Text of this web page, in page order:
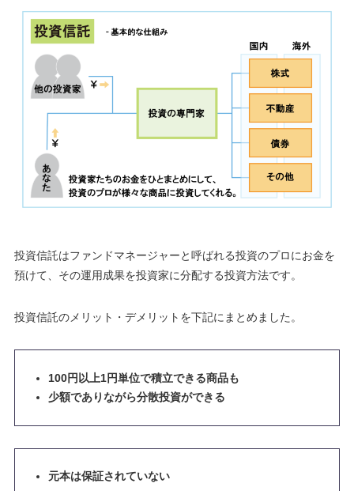
投資信託はファンドマネージャーと呼ばれる投資のプロにお金を
預けて、その運用成果を投資家に分配する投資方法です。
投資信託のメリット・デメリットを下記にまとめました。
100円以上1円単位で積立できる商品も
少額でありながら分散投資ができる
元本は保証されていない